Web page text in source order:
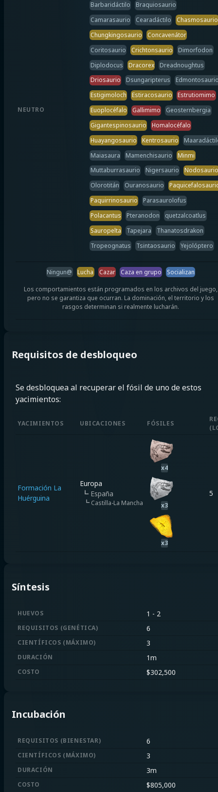
NEUTRO
Barbaridáctilo
Braquiosaurio
Camarasaurio
Cearadáctilo
Chasmosaurio
Chungkingosaurio
Concavenátor
Coritosaurio
Crichtonsaurio
Dimorfodon
Diplodocus
Dracorex
Dreadnoughtus
Driosaurio
Dsungaripterus
Estigimoloch
Estiracosaurio
Estrutiomimo
Euoplocéfalo
Gallimimo
Geosternbergia
Gigantespinosaurio
Homalocéfalo
Huayangosaurio
Kentrosaurio
Maiasaura
Mamenchisaurio
Minmi
Muttaburrasaurio
Nigersaurio
Nodosaurio
Olorotitán
Ouranosaurio
Paquirrinosaurio
Parasaurolofus
Polacantus
Pteranodon
quetzalcoatlus
Sauropelta
Tapejara
Thanatosdrakon
Tropeognatus
Tsintaosaurio Yejolóptero
Ningun@ Lucha Cazar Caza en grupo Socializan
Los comportamientos están programados en los archivos del juego,
pero no se garantiza que ocurran. La dominación, el territorio y los
rasgos determinan si realmente lucharán.
Requisitos de desbloqueo
Se desbloquea al recuperar el fósil de uno de estos
yacimientos:
YACIMIENTOS UBICACIONES FÓSILES
(
Formación La
Huérguina
Europa
┗ España
┗ Castilla-La Mancha
x4
x3
x3
5
Síntesis
HUEVOS 1 - 2
REQUISITOS (GENÉTICA) 6
CIENTÍFICOS (MÁXIMO) 3
DURACIÓN 1m
COSTO $302,500
Incubación
REQUISITOS (BIENESTAR) 6
CIENTÍFICOS (MÁXIMO) 3
DURACIÓN 3m
COSTO $805,000